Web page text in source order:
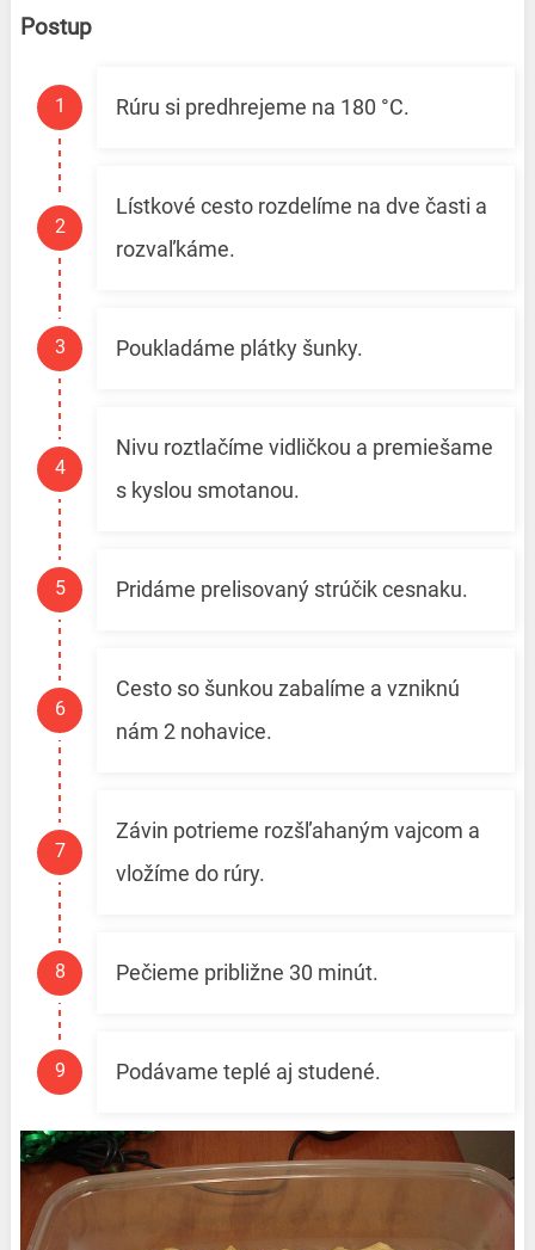
Postup
Rúru si predhrejeme na 180 °C.
Lístkové cesto rozdelíme na dve časti a
rozvaľkáme.
Poukladáme plátky šunky.
Nivu roztlačíme vidličkou a premiešame
s kyslou smotanou.
Pridáme prelisovaný strúčik cesnaku.
Cesto so šunkou zabalíme a vzniknú
nám 2 nohavice.
Závin potrieme rozšľahaným vajcom a
vložíme do rúry.
Pečieme približne 30 minút.
Podávame teplé aj studené.